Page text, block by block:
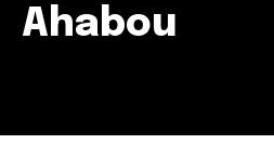
Ahabou